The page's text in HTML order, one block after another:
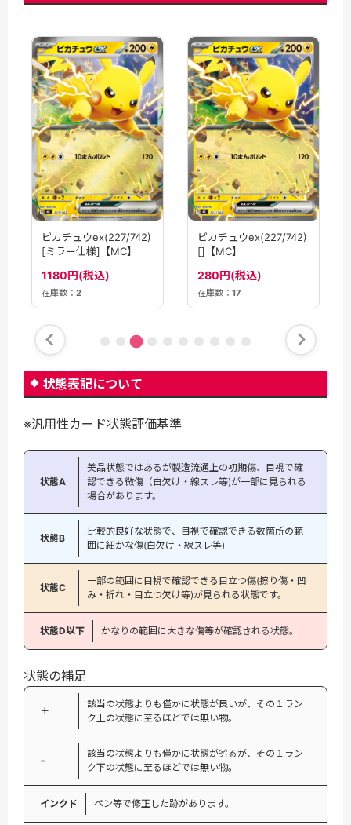
ピカチュウex(227/742)
[ミラー仕様]【MC】
1180円(税込)
在庫数： 2
ピカチュウex(227/742)
[]【MC】
280円(税込)
在庫数： 17
状態表記について
※汎用性カード状態評価基準
状態A
美品状態ではあるが製造流通上の初期傷、目視で確
認できる微傷（白欠け・線スレ等)が一部に見られる
場合があります。
状態B
比較的良好な状態で、目視で確認できる数箇所の範
囲に細かな傷(白欠け・線スレ等)
状態C
一部の範囲に目視で確認できる目立つ傷(擦り傷・凹
み・折れ・目立つ欠け等)が見られる状態です。
状態D以下 かなりの範囲に大きな傷等が確認される状態。
状態の補足
＋
該当の状態よりも僅かに状態が良いが、その１ラン
ク上の状態に至るほどでは無い物。
−
該当の状態よりも僅かに状態が劣るが、その１ラン
ク下の状態に至るほどでは無い物。
インクド ペン等で修正した跡があります。